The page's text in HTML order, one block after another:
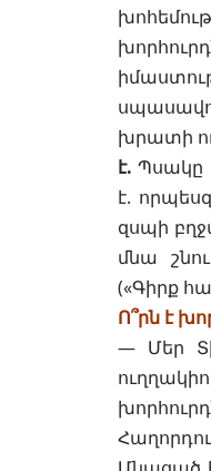
խրատի ու
է. Պսակը
է.
զսպի
մնա
(«Գիրք
Ո՞րն է
— Մեր